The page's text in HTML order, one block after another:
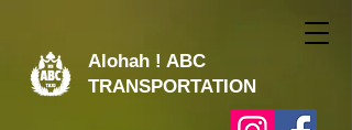
Alohah ! ABC
TRANSPORTATION